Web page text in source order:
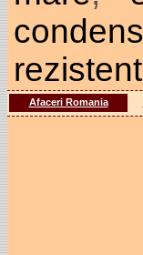
Afaceri Romania